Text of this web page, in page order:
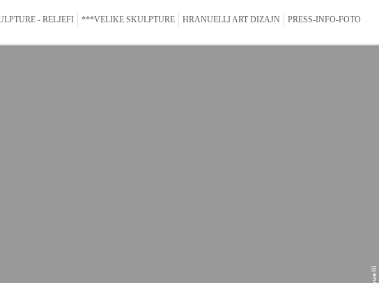
- RELJEFI ***VELIKE SKULPTURE HRANUELLI ART DIZAJN
PRESS-INFO-FOTO